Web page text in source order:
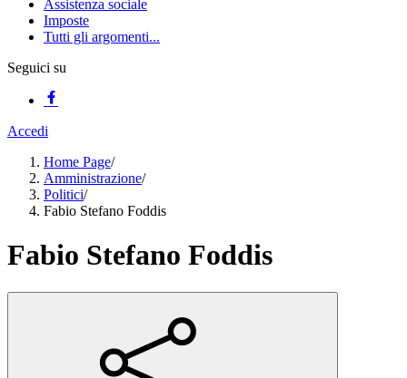
Assistenza sociale
Imposte
Tutti gli argomenti...
Seguici su
Accedi
Home Page/
Amministrazione/
Politici/
Fabio Stefano Foddis
Fabio Stefano Foddis